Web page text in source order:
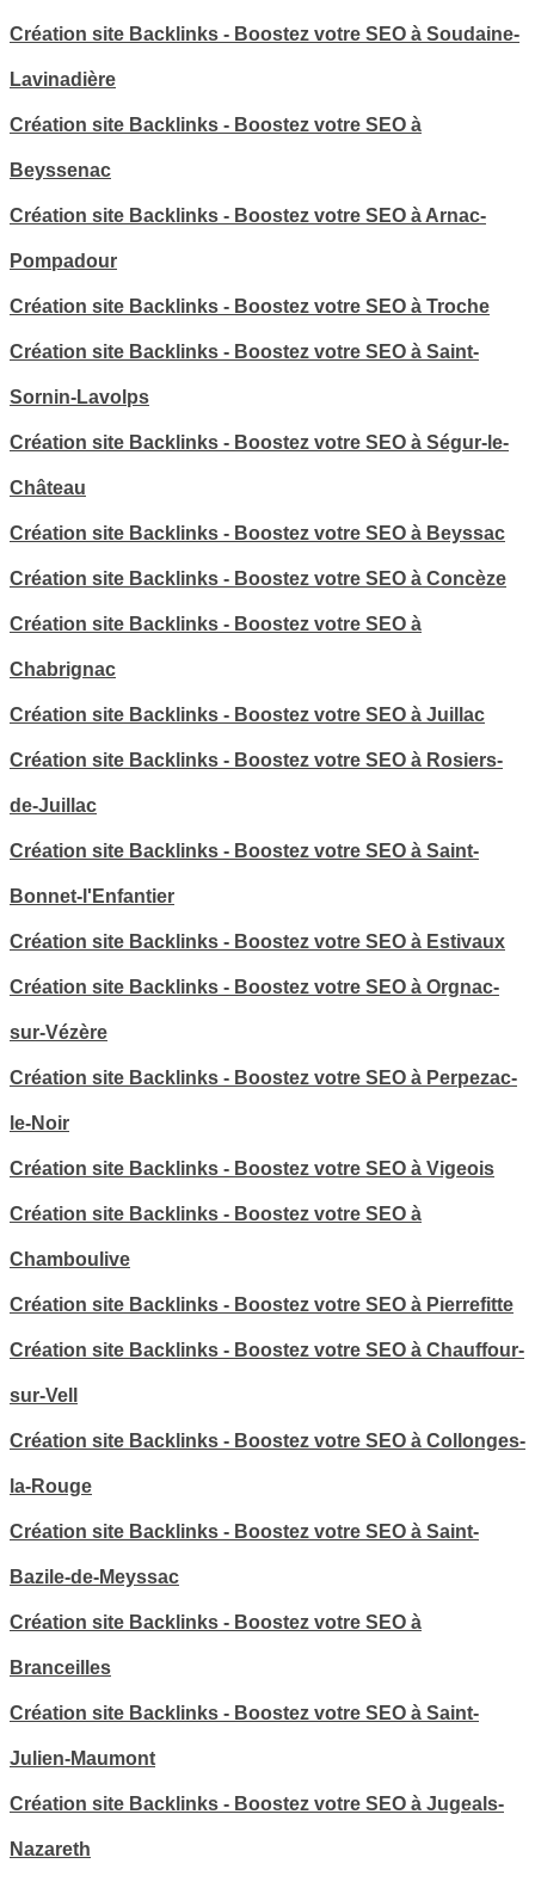
Création site Backlinks - Boostez votre SEO à Soudaine-
Lavinadière
Création site Backlinks - Boostez votre SEO à
Beyssenac
Création site Backlinks - Boostez votre SEO à Arnac-
Pompadour
Création site Backlinks - Boostez votre SEO à Troche
Création site Backlinks - Boostez votre SEO à Saint-
Sornin-Lavolps
Création site Backlinks - Boostez votre SEO à Ségur-le-
Château
Création site Backlinks - Boostez votre SEO à Beyssac
Création site Backlinks - Boostez votre SEO à Concèze
Création site Backlinks - Boostez votre SEO à
Chabrignac
Création site Backlinks - Boostez votre SEO à Juillac
Création site Backlinks - Boostez votre SEO à Rosiers-
de-Juillac
Création site Backlinks - Boostez votre SEO à Saint-
Bonnet-l'Enfantier
Création site Backlinks - Boostez votre SEO à Estivaux
Création site Backlinks - Boostez votre SEO à Orgnac-
sur-Vézère
Création site Backlinks - Boostez votre SEO à Perpezac-
le-Noir
Création site Backlinks - Boostez votre SEO à Vigeois
Création site Backlinks - Boostez votre SEO à
Chamboulive
Création site Backlinks - Boostez votre SEO à Pierrefitte
Création site Backlinks - Boostez votre SEO à Chauffour-
sur-Vell
Création site Backlinks - Boostez votre SEO à Collonges-
la-Rouge
Création site Backlinks - Boostez votre SEO à Saint-
Bazile-de-Meyssac
Création site Backlinks - Boostez votre SEO à
Branceilles
Création site Backlinks - Boostez votre SEO à Saint-
Julien-Maumont
Création site Backlinks - Boostez votre SEO à Jugeals-
Nazareth